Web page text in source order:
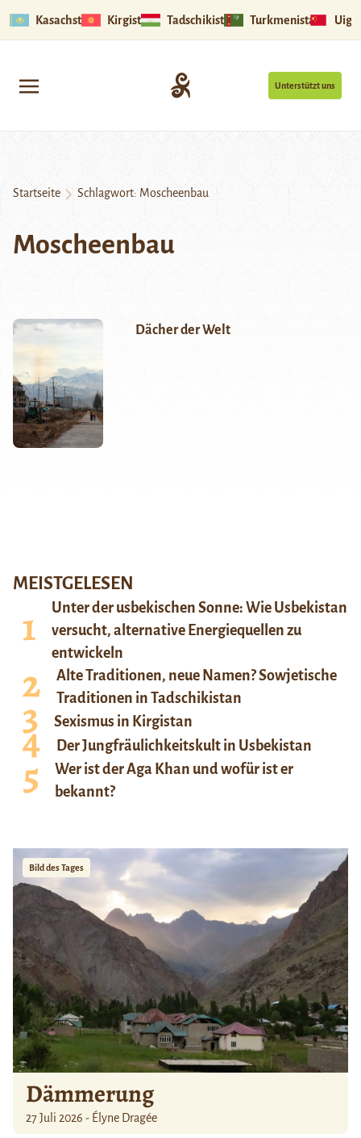
Kasachstan Kirgistan Tadschikistan Turkmenistan
Unterstützt uns
Startseite Schlagwort: Moscheenbau
Moscheenbau
Dächer der Welt
MEISTGELESEN
Unter der usbekischen Sonne: Wie Usbekistan
versucht, alternative Energiequellen zu
entwickeln
Alte Traditionen, neue Namen? Sowjetische
Traditionen in Tadschikistan
Sexismus in Kirgistan
Der Jungfräulichkeitskult in Usbekistan
Wer ist der Aga Khan und wofür ist er
bekannt?
Bild des Tages
Dämmerung
27 Juli 2026 - Élyne Dragée